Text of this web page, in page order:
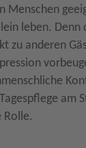
Menschen
leben. Denn
zu anderen
am
Rolle.